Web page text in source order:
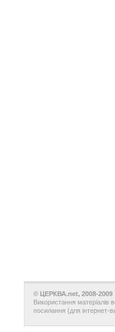
© ЦЕРКВА.net, 2008-2009
Використання матеріалів
посилання (для